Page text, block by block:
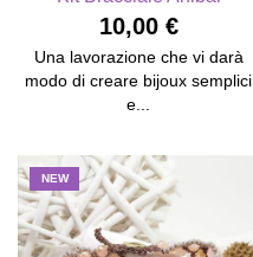
10,00 €
Una lavorazione che vi darà
modo di creare bijoux semplici
e...
NEW